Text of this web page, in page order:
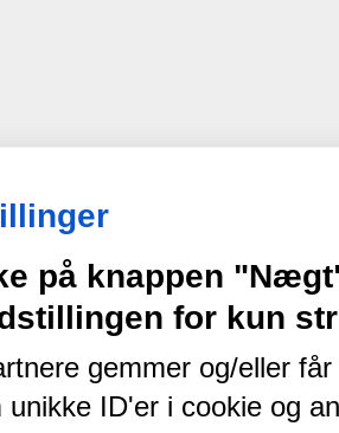
på knappen
for kun
gemmer og/eller
unikke ID'er i cookie og